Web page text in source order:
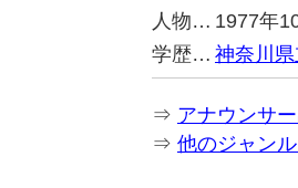
人物… 1977年
学歴… 神奈川
⇒ アナウンサ
⇒ 他のジャン